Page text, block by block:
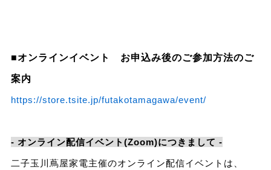
■オンラインイベント お申込み後のご参加方法のご
案内
https://store.tsite.jp/futakotamagawa/event/
- オンライン配信イベント(Zoom)につきまして -
二子玉川蔦屋家電主催のオンライン配信イベントは、